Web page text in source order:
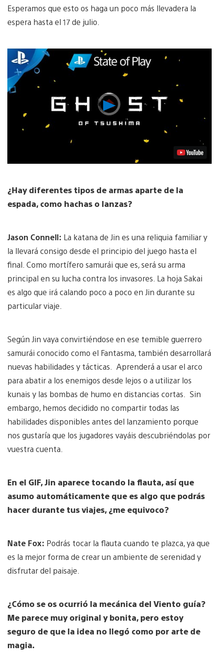
Esperamos que esto os haga un poco más llevadera la
espera hasta el 17 de julio.
Reproducir
vídeo
¿Hay diferentes tipos de armas aparte de la
espada, como hachas o lanzas?
Jason Connell: La katana de Jin es una reliquia familiar y
la llevará consigo desde el principio del juego hasta el
final. Como mortífero samurái que es, será su arma
principal en su lucha contra los invasores. La hoja Sakai
es algo que irá calando poco a poco en Jin durante su
particular viaje.
Según Jin vaya convirtiéndose en ese temible guerrero
samurái conocido como el Fantasma, también desarrollará
nuevas habilidades y tácticas. Aprenderá a usar el arco
para abatir a los enemigos desde lejos o a utilizar los
kunais y las bombas de humo en distancias cortas. Sin
embargo, hemos decidido no compartir todas las
habilidades disponibles antes del lanzamiento porque
nos gustaría que los jugadores vayáis descubriéndolas por
vuestra cuenta.
En el GIF, Jin aparece tocando la flauta, así que
asumo automáticamente que es algo que podrás
hacer durante tus viajes, ¿me equivoco?
Nate Fox: Podrás tocar la flauta cuando te plazca, ya que
es la mejor forma de crear un ambiente de serenidad y
disfrutar del paisaje.
¿Cómo se os ocurrió la mecánica del Viento guía?
Me parece muy original y bonita, pero estoy
seguro de que la idea no llegó como por arte de
magia.